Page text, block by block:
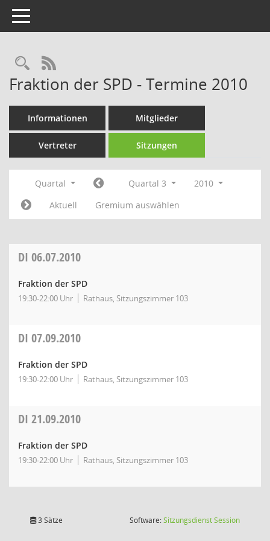
Toggle navigation
Rechercheauswahl
RSS-Feed
Fraktion der SPD - Termine 2010
Informationen Mitglieder
Vertreter Sitzungen
Quartal Quartal 3
2010
Aktuell
Gremium auswählen
DI 06.07.2010
Fraktion der SPD
19:30-22:00 Uhr Rathaus, Sitzungszimmer 103
DI 07.09.2010
Fraktion der SPD
19:30-22:00 Uhr Rathaus, Sitzungszimmer 103
DI 21.09.2010
Fraktion der SPD
19:30-22:00 Uhr Rathaus, Sitzungszimmer 103
3 Sätze Software:SitzungsdienstSession(Wird in